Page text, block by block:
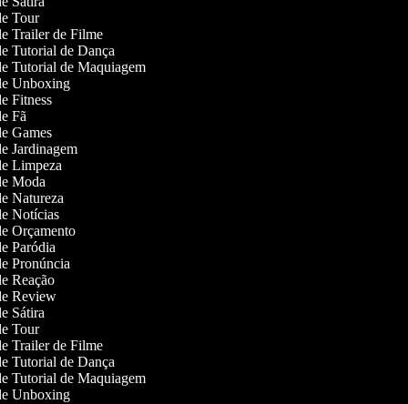
Tour
Trailer de Filme
Tutorial de Dança
Tutorial de Maquiagem
Unboxing
Fitness
Fã
Games
Jardinagem
Limpeza
Moda
Natureza
Notícias
Orçamento
Paródia
Pronúncia
Reação
Review
Sátira
Tour
Trailer de Filme
Tutorial de Dança
Tutorial de Maquiagem
Unboxing